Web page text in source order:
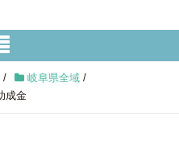
/ 岐阜県全域 /
成金